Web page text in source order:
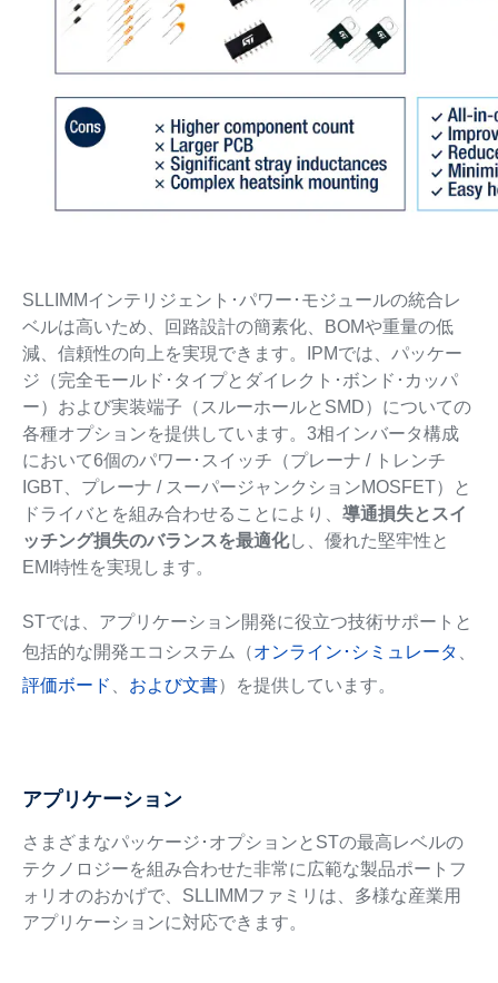
SLLIMMインテリジェント･パワー･モジュールの統合レ
ベルは高いため、回路設計の簡素化、BOMや重量の低
減、信頼性の向上を実現できます。IPMでは、パッケー
ジ（完全モールド･タイプとダイレクト･ボンド･カッパ
ー）および実装端子（スルーホールとSMD）についての
各種オプションを提供しています。3相インバータ構成
において6個のパワー･スイッチ（プレーナ / トレンチ
IGBT、プレーナ / スーパージャンクションMOSFET）と
ドライバとを組み合わせることにより、 導通損失とスイ
ッチング損失のバランスを最適化し、優れた堅牢性と
EMI特性を実現します。
STでは、アプリケーション開発に役立つ技術サポートと
包括的な開発エコシステム（オンライン･シミュレータ
評価ボード
および文書）を提供しています。
アプリケーション
さまざまなパッケージ･オプションとSTの最高レベルの
テクノロジーを組み合わせた非常に広範な製品ポートフ
ォリオのおかげで、SLLIMMファミリは、多様な産業用
アプリケーションに対応できます。